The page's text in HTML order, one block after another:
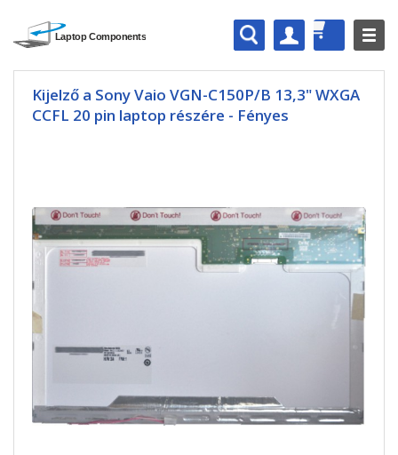
Kijelző a Sony Vaio VGN-C150P/B 13,3" WXGA
CCFL 20 pin laptop részére - Fényes